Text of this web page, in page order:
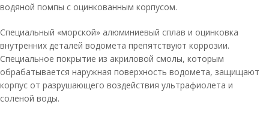
водяной помпы с оцинкованным корпусом.
Специальный «морской» алюминиевый сплав и оцинковка
внутренних деталей водомета препятствуют коррозии.
Специальное покрытие из акриловой смолы, которым
обрабатывается наружная поверхность водомета, защищают
корпус от разрушающего воздействия ультрафиолета и
соленой воды.